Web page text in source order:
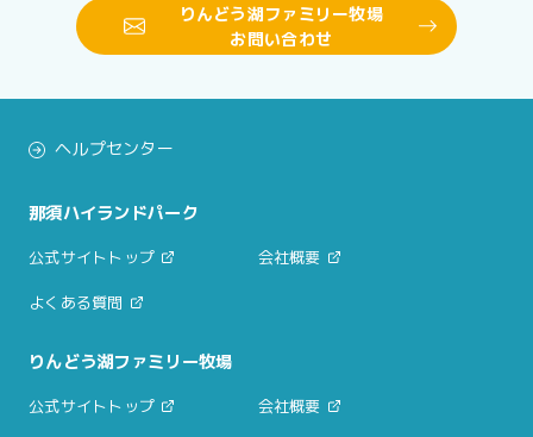
りんどう湖ファミリー牧場
お問い合わせ
ヘルプセンター
那須ハイランドパーク
公式サイトトップ 会社概要
よくある質問
りんどう湖ファミリー牧場
公式サイトトップ 会社概要